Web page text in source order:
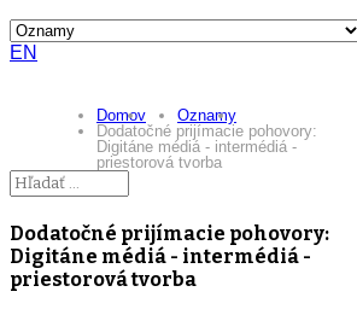
EN
Domov
Oznamy
Dodatočné prijímacie pohovory:
Digitáne médiá - intermédiá -
priestorová tvorba
Dodatočné prijímacie pohovory:
Digitáne médiá - intermédiá -
priestorová tvorba